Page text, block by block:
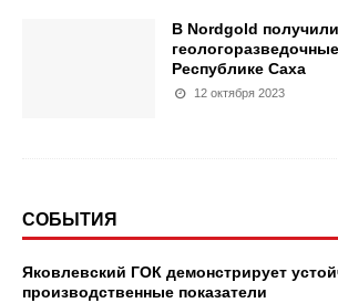
В Nordgold
Республике Саха
12 октября 2023
СОБЫТИЯ
Яковлевский ГОК демонстрирует
производственные показатели